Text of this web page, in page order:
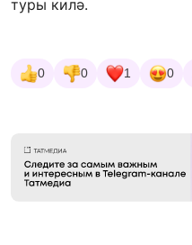
туры килә.
0 0 1 0